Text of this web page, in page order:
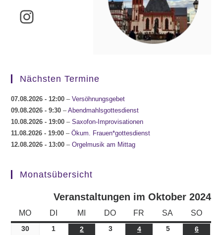
Instagram
Nächsten Termine
07.08.2026 - 12:00 –Versöhnungsgebet
09.08.2026 - 9:30 –Abendmahlsgottesdienst
10.08.2026 - 19:00 –Saxofon-Improvisationen
11.08.2026 - 19:00 –Ökum. Frauen*gottesdienst
12.08.2026 - 13:00 –Orgelmusik am Mittag
Monatsübersicht
Veranstaltungen im Oktober 2024
MO MONTAG
DI DIENSTAG
MI MITTWOCH
DO DONNERSTAG
FR FREITAG
SA SAMSTAG
SO
30 30.09.2024
1 01.10.2024
2 02.10.2024
303.10.2024
404.10.2024
505.10.2024
6